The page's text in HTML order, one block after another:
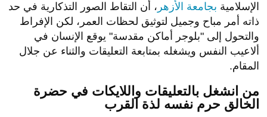
الإسلامية بجامعة الأزهر ، أن التقاط الصور التذكارية في حد
ذاته أمر مباح وجميل لتوثيق لحظات العمر، لكن الإفراط
والتحول إلى "بلوجر أماكن مقدسة" يوقع الإنسان في
ألاعيب النفس ويشغله بمتابعة التعليقات والثناء عن جلال
المقام.
من انشغل بالتعليقات واللايكات في حضرة
الخالق حرم نفسه لذة القرب